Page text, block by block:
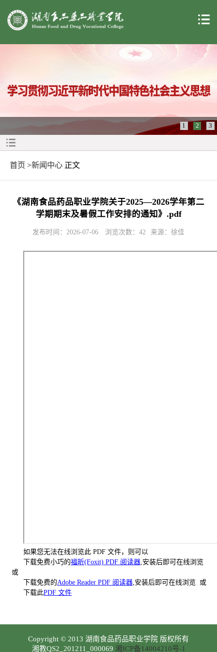
1 2 3
首页 >新闻中心 正文
《湖南食品药品职业学院关于2025—2026学年第二
学期期末及暑假工作安排的通知》.pdf
发布时间：2026-07-06 浏览次数： 42 来源：徐佳
如果您无法在线浏览此 PDF 文件，则可以
下载免费小巧的福昕(Foxit) PDF 阅读器 ,安装后即可在线浏览
或
下载免费的Adobe Reader PDF 阅读器 ,安装后即可在线浏览 或
下载此PDF 文件
Copyright © 2013 湖南食品药品职业学院 版权所有
湘教QS2_201211_000069 湘ICP备14004210号-1